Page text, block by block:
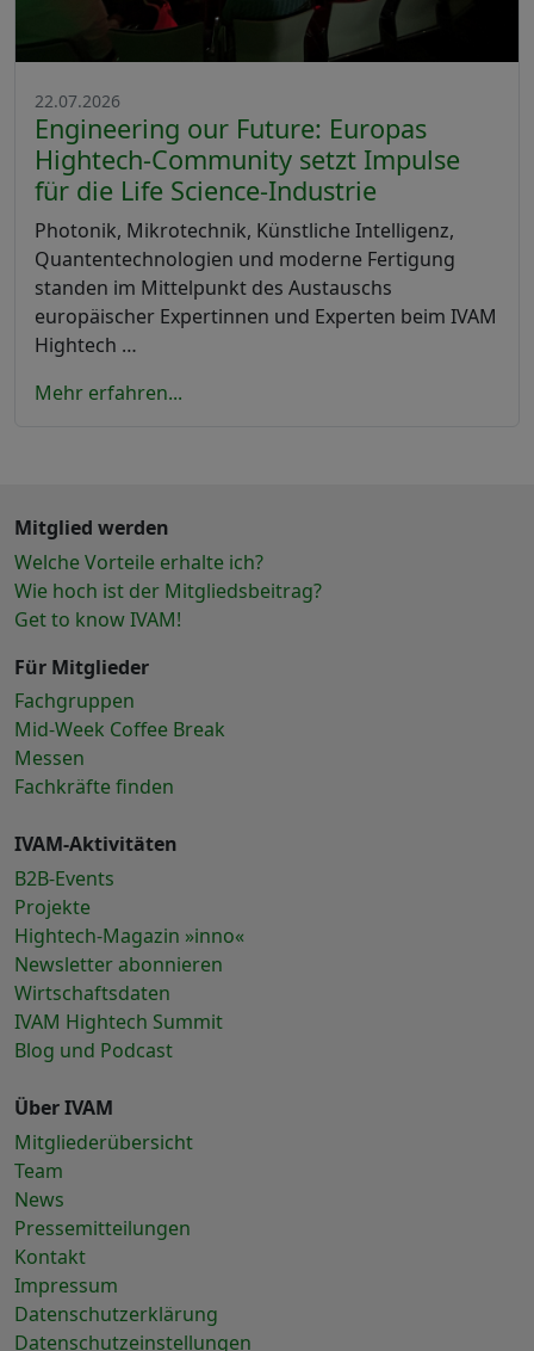
22.07.2026
Engineering our Future: Europas
Hightech-Community setzt Impulse
für die Life Science-Industrie
Photonik, Mikrotechnik, Künstliche Intelligenz,
Quantentechnologien und moderne Fertigung
standen im Mittelpunkt des Austauschs
europäischer Expertinnen und Experten beim IVAM
Hightech …
Mehr erfahren...
Mitglied werden
Welche Vorteile erhalte ich?
Wie hoch ist der Mitgliedsbeitrag?
Get to know IVAM!
Für Mitglieder
Fachgruppen
Mid-Week Coffee Break
Messen
Fachkräfte finden
IVAM-Aktivitäten
B2B-Events
Projekte
Hightech-Magazin »inno«
Newsletter abonnieren
Wirtschaftsdaten
IVAM Hightech Summit
Blog und Podcast
Über IVAM
Mitgliederübersicht
Team
News
Pressemitteilungen
Kontakt
Impressum
Datenschutzerklärung
Datenschutzeinstellungen